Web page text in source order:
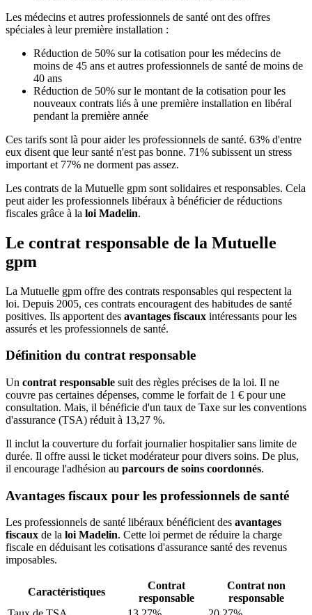
Les médecins et autres professionnels de santé ont des offres
spéciales à leur première installation :
Réduction de 50% sur la cotisation pour les médecins de
moins de 45 ans et autres professionnels de santé de moins de
40 ans
Réduction de 50% sur le montant de la cotisation pour les
nouveaux contrats liés à une première installation en libéral
pendant la première année
Ces tarifs sont là pour aider les professionnels de santé. 63% d'entre
eux disent que leur santé n'est pas bonne. 71% subissent un stress
important et 77% ne dorment pas assez.
Les contrats de la Mutuelle gpm sont solidaires et responsables. Cela
peut aider les professionnels libéraux à bénéficier de réductions
fiscales grâce à la loi Madelin.
Le contrat responsable de la Mutuelle
gpm
La Mutuelle gpm offre des contrats responsables qui respectent la
loi. Depuis 2005, ces contrats encouragent des habitudes de santé
positives. Ils apportent des avantages fiscaux intéressants pour les
assurés et les professionnels de santé.
Définition du contrat responsable
Un contrat responsable suit des règles précises de la loi. Il ne
couvre pas certaines dépenses, comme le forfait de 1 € pour une
consultation. Mais, il bénéficie d'un taux de Taxe sur les conventions
d'assurance (TSA) réduit à 13,27 %.
Il inclut la couverture du forfait journalier hospitalier sans limite de
durée. Il offre aussi le ticket modérateur pour divers soins. De plus,
il encourage l'adhésion au parcours de soins coordonnés.
Avantages fiscaux pour les professionnels de santé
Les professionnels de santé libéraux bénéficient des avantages
fiscaux de la loi Madelin. Cette loi permet de réduire la charge
fiscale en déduisant les cotisations d'assurance santé des revenus
imposables.
Caractéristiques
Contrat
responsable
Contrat non
responsable